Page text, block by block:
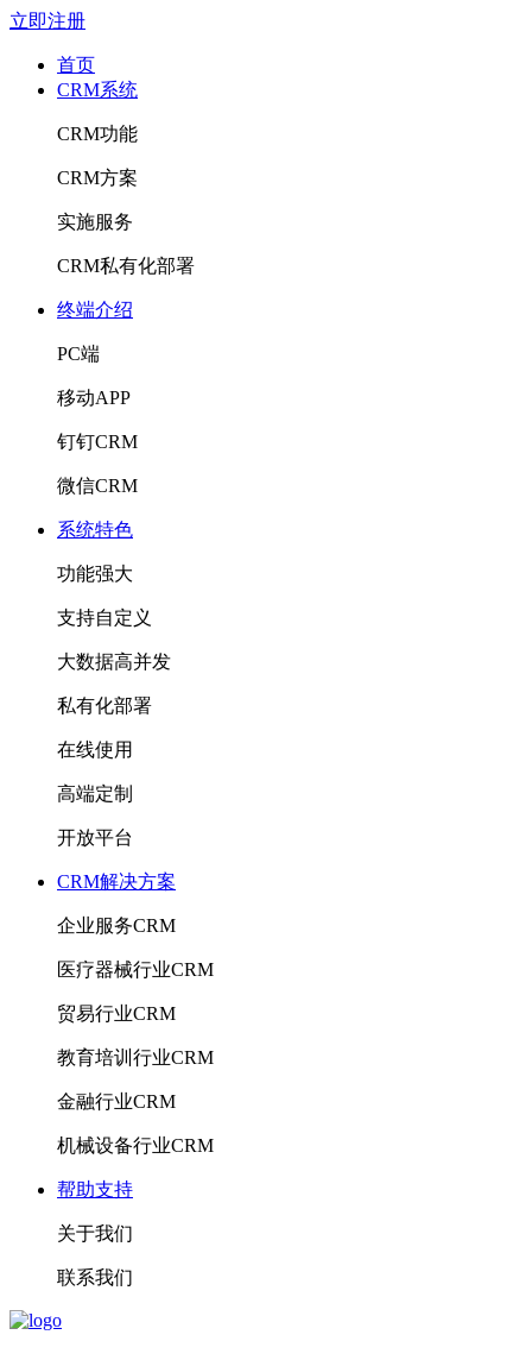
立即注册
首页
CRM系统
CRM功能
CRM方案
实施服务
CRM私有化部署
终端介绍
PC端
移动APP
钉钉CRM
微信CRM
系统特色
功能强大
支持自定义
大数据高并发
私有化部署
在线使用
高端定制
开放平台
CRM解决方案
企业服务CRM
医疗器械行业CRM
贸易行业CRM
教育培训行业CRM
金融行业CRM
机械设备行业CRM
帮助支持
关于我们
联系我们